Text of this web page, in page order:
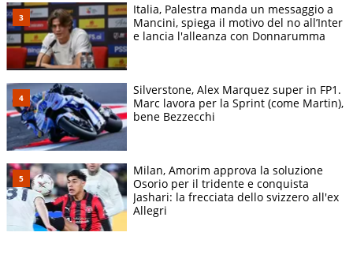
Italia, Palestra manda un messaggio a
Mancini, spiega il motivo del no all’Inter
e lancia l'alleanza con Donnarumma
Silverstone, Alex Marquez super in FP1.
Marc lavora per la Sprint (come Martin),
bene Bezzecchi
Milan, Amorim approva la soluzione
Osorio per il tridente e conquista
Jashari: la frecciata dello svizzero all'ex
Allegri